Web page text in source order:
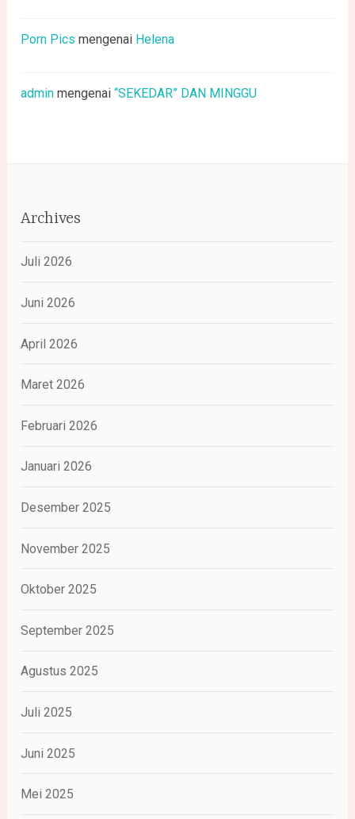
Porn Pics mengenai Helena
admin mengenai“SEKEDAR” DAN MINGGU
Archives
Juli 2026
Juni 2026
April 2026
Maret 2026
Februari 2026
Januari 2026
Desember 2025
November 2025
Oktober 2025
September 2025
Agustus 2025
Juli 2025
Juni 2025
Mei 2025